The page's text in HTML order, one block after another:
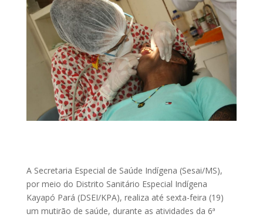
A Secretaria Especial de Saúde Indígena (Sesai/MS),
por meio do Distrito Sanitário Especial Indígena
Kayapó Pará (DSEI/KPA), realiza até sexta-feira (19)
um mutirão de saúde, durante as atividades da 6ª